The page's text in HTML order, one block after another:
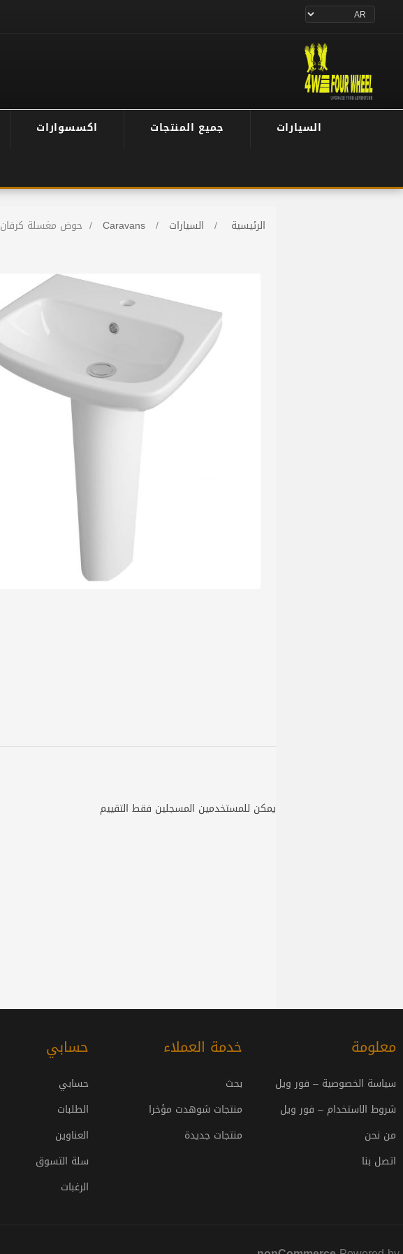
السيارات جميع المنتجات اكسسوارات
الرئيسية / السيارات /
Caravans
/ حوض مغسلة كرفان
يمكن للمستخدمين المسجلين فقط التقييم
معلومة
سياسة الخصوصية – فور ويل
شروط الاستخدام – فور ويل
من نحن
اتصل بنا
خدمة العملاء
بحث
منتجات شوهدت مؤخرا
منتجات جديدة
حسابي
حسابي
الطلبات
العناوين
سلة التسوق
الرغبات